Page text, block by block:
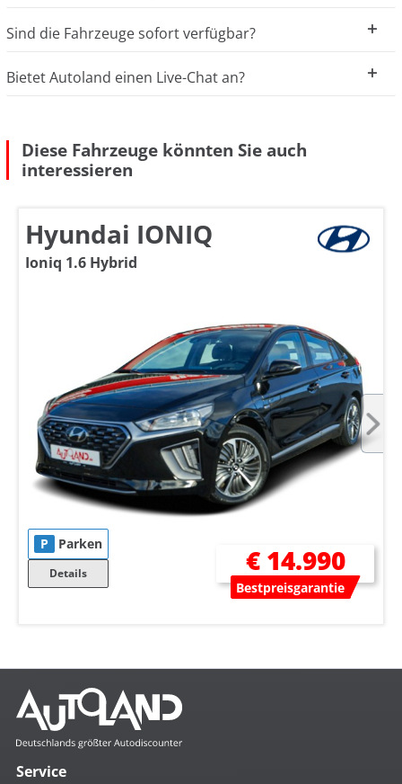
Sind die Fahrzeuge sofort verfügbar?
Bietet Autoland einen Live-Chat an?
Diese Fahrzeuge könnten Sie auch
interessieren
Hyundai IONIQ
Ioniq 1.6 Hybrid
P Parken
Details € 14.990
Bestpreisgarantie
Service